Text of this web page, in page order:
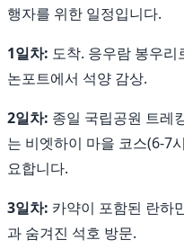
행자를 위한 일정입니다.
1일차: 도착. 응우람 봉우리
논포트에서 석양 감상.
2일차: 종일 국립공원 트레
는 비엣하이 마을 코스(6-7
요합니다.
3일차: 카약이 포함된 란하
과 숨겨진 석호 방문.